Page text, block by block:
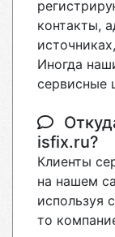
контакты,
Иногда
сервисные
isfix.ru?
Клиенты
на нашем
используя
то